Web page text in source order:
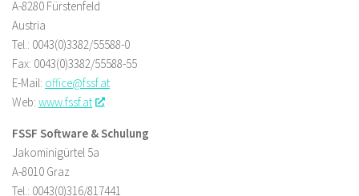
A-8280 Fürstenfeld
Austria
Tel.: 0043(0)3382/55588-0
Fax: 0043(0)3382/55588-55
E-Mail: office@fssf.at
Web: www.fssf.at
FSSF Software & Schulung
Jakominigürtel 5a
A-8010 Graz
Tel.: 0043(0)316/817441